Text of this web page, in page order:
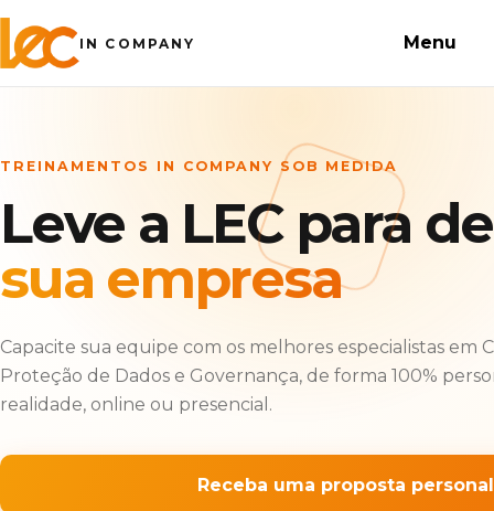
IN COMPANY Menu
TREINAMENTOS IN COMPANY SOB MEDIDA
Leve a LEC para
sua empresa
Capacite sua equipe com os melhores especialistas em
Proteção de Dados e Governança, de forma 100%
realidade, online ou presencial.
Receba uma proposta